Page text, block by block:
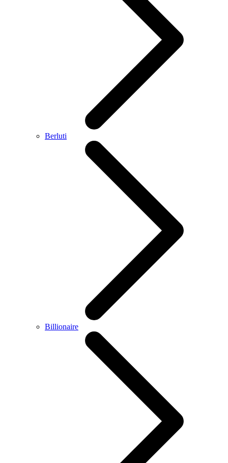
Berluti
Billionaire